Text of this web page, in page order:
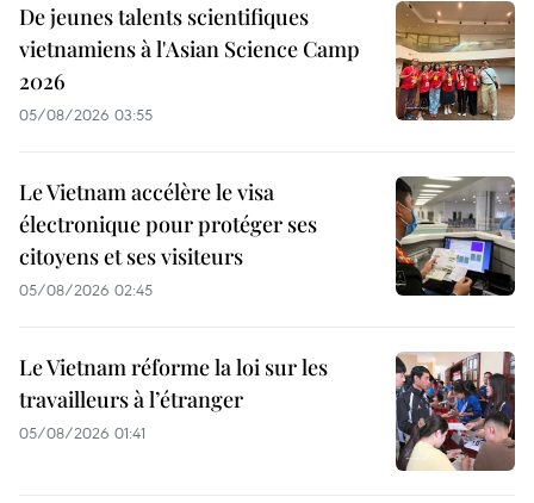
De jeunes talents scientifiques
vietnamiens à l'Asian Science Camp
2026
05/08/2026 03:55
Le Vietnam accélère le visa
électronique pour protéger ses
citoyens et ses visiteurs
05/08/2026 02:45
Le Vietnam réforme la loi sur les
travailleurs à l’étranger
05/08/2026 01:41